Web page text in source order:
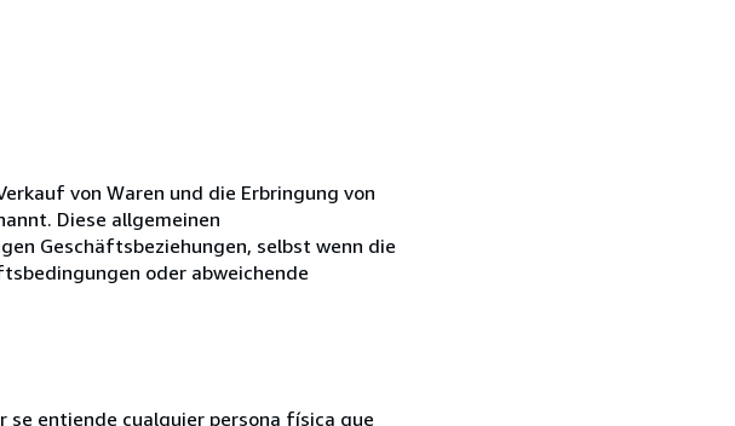
von Waren und die Erbringung von
Diese allgemeinen
Geschäftsbeziehungen, selbst wenn die
oder abweichende
se entiende cualquier persona física que